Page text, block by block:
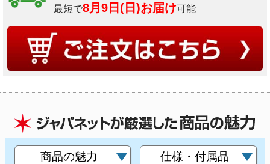
最短で8月9日(日)お届け可能
商品の魅力 仕様・付属品